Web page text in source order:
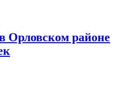
Орловском районе